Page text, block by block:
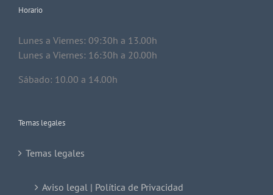
Horario
Lunes a Viernes: 09:30h a 13.00h
Lunes a Viernes: 16:30h a 20.00h
Sábado: 10.00 a 14.00h
Temas legales
Temas legales
Aviso legal | Política de Privacidad